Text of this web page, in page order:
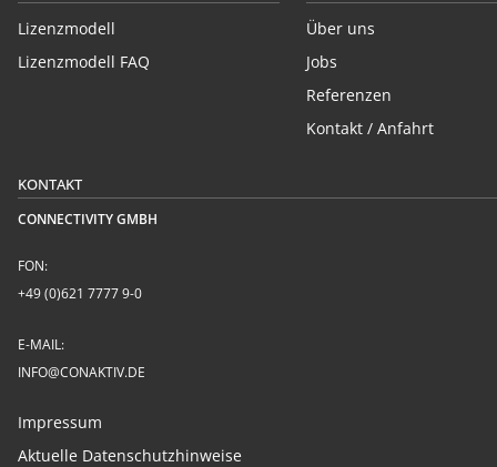
Lizenzmodell
Lizenzmodell FAQ
Über uns
Jobs
Referenzen
Kontakt / Anfahrt
KONTAKT
CONNECTIVITY GMBH
FON:
+49 (0)621 7777 9-0
E-MAIL:
INFO@CONAKTIV.DE
Impressum
Aktuelle Datenschutzhinweise